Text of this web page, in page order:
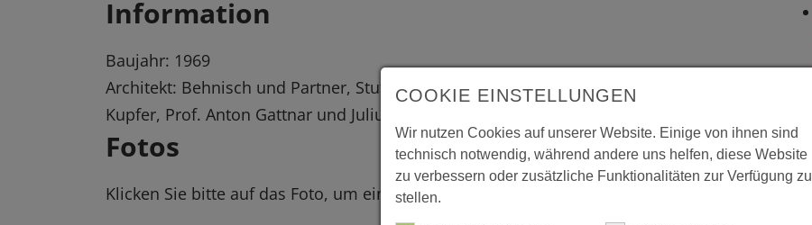
Information
Baujahr: 1969
Architekt: Behnisch und Partner, Stuttgart in Zusammenarbeit mit Prof. Herbert
Kupfer, Prof. Anton Gattnar und Julius Natterer
Fotos
Klicken Sie bitte auf das Foto, um eine vergrößerte Darstellung zu erhalten.
COOKIE EINSTELLUNGEN
Wir nutzen Cookies auf unserer Website. Einige von ihnen sind
technisch notwendig, während andere uns helfen, diese Website
zu verbessern oder zusätzliche Funktionalitäten zur Verfügung zu
stellen.